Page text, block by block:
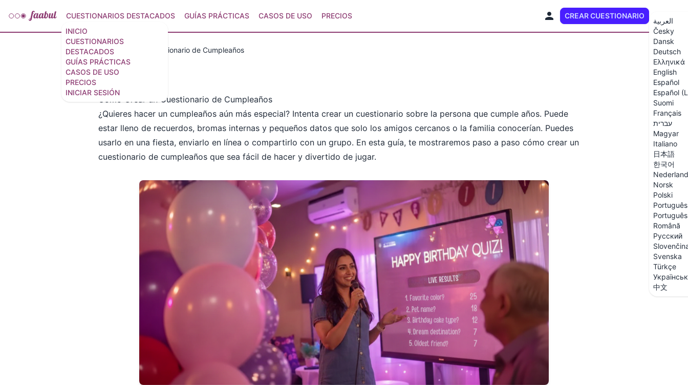
INICIO
CUESTIONARIOS
DESTACADOS
GUÍAS PRÁCTICAS
CASOS DE USO
PRECIOS
INICIAR SESIÓN
CUESTIONARIOS DESTACADOS GUÍAS PRÁCTICAS CASOS DE USO PRECIOS CREAR CUESTIONARIO
العربية
Česky
Dansk
Deutsch
Ελληνικά
English
Español
Español
Suomi
Français
עברית
Magyar
Italiano
日本語
한국어
Norsk
Polski
Română
Русский
Svenska
Türkçe
中文
Casos de uso Cuestionario de Cumpleaños
Cómo Crear un Cuestionario de Cumpleaños
¿Quieres hacer un cumpleaños aún más especial? Intenta crear un cuestionario sobre la persona que cumple años. Puede
estar lleno de recuerdos, bromas internas y pequeños datos que solo los amigos cercanos o la familia conocerían. Puedes
usarlo en una fiesta, enviarlo en línea o compartirlo con un grupo. En esta guía, te mostraremos paso a paso cómo crear un
cuestionario de cumpleaños que sea fácil de hacer y divertido de jugar.